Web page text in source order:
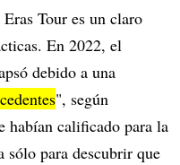
Tour es un claro
En 2022, el
debido a una
", según
habían calificado para la
sólo para descubrir que